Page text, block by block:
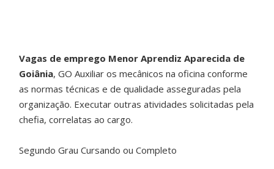
Vagas de emprego Menor Aprendiz Aparecida de
Goiânia, GO Auxiliar os mecânicos na oficina conforme
as normas técnicas e de qualidade asseguradas pela
organização. Executar outras atividades solicitadas pela
chefia, correlatas ao cargo.
Segundo Grau Cursando ou Completo